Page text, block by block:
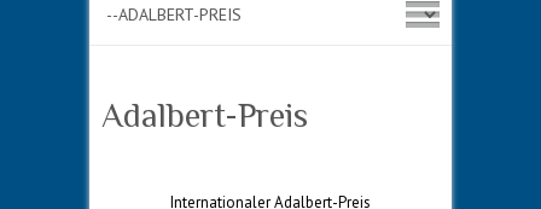
Adalbert-Preis
Internationaler Adalbert-Preis